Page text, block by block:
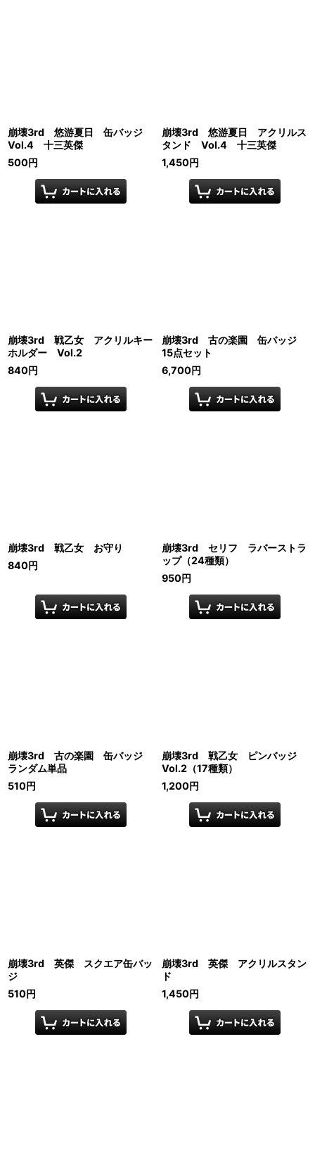
崩壊3rd 悠游夏日 缶バッジ
Vol.4 十三英傑
500円
崩壊3rd 悠游夏日 アクリルス
タンド Vol.4 十三英傑
1,450円
崩壊3rd 戦乙女 アクリルキー
ホルダー Vol.2
840円
崩壊3rd 古の楽園 缶バッジ
15点セット
6,700円
崩壊3rd 戦乙女 お守り
840円
崩壊3rd セリフ ラバーストラ
ップ（24種類）
950円
崩壊3rd 古の楽園 缶バッジ
ランダム単品
510円
崩壊3rd 戦乙女 ピンバッジ
Vol.2（17種類）
1,200円
崩壊3rd 英傑 スクエア缶バッ
ジ
510円
崩壊3rd 英傑 アクリルスタン
ド
1,450円